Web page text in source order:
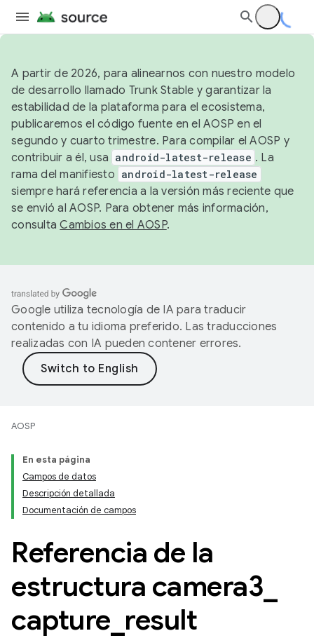
A partir de 2026, para alinearnos con nuestro modelo
de desarrollo llamado Trunk Stable y garantizar la
estabilidad de la plataforma para el ecosistema,
publicaremos el código fuente en el AOSP en el
segundo y cuarto trimestre. Para compilar el AOSP y
contribuir a él, usa android-latest-release . La
rama del manifiesto android-latest-release
siempre hará referencia a la versión más reciente que
se envió al AOSP. Para obtener más información,
consultaCambios en el AOSP.
Google utiliza tecnología de IA para traducir
contenido a tu idioma preferido. Las traducciones
realizadas con IA pueden contener errores.
AOSP
En esta página
Campos de datos
Descripción detallada
Documentación de campos
Referencia de la
estructura camera3
capture result